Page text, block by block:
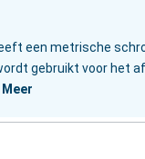
een metrische
gebruikt voor het
Meer